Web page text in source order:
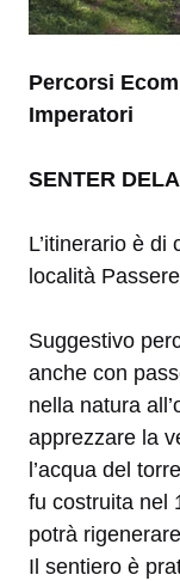
Percorsi
Imperatori
SENTER
L’itinerario è
località
Suggestivo
anche con
nella natura
apprezzare la
l’acqua del
fu costruita nel
potrà
Il sentiero è